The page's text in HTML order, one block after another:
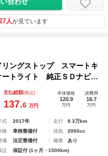
人が見ています
ングストップ スマートキ
ートライト 純正ＳＤナビ
ター 三列シート
支払総額(税込)
137.6 万円
本体価格
120.9
万円
諸費用
16.7
万円
式 2017年 走行
8.3万km
検
車検整備付 排気
2000cc
備
法定整備付 修復
あり
証
保証付 (1ヶ月・1500km)